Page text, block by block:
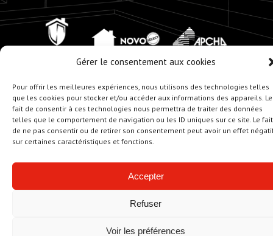
Gérer le consentement aux cookies
Pour offrir les meilleures expériences, nous utilisons des technologies telles
que les cookies pour stocker et/ou accéder aux informations des appareils. Le
fait de consentir à ces technologies nous permettra de traiter des données
telles que le comportement de navigation ou les ID uniques sur ce site. Le fait
de ne pas consentir ou de retirer son consentement peut avoir un effet
sur certaines caractéristiques et fonctions.
Accepter
Refuser
Voir les préférences
© Copyright 2020 - Rochette Construction
Réalisation :Zonart - Créateur d’univers